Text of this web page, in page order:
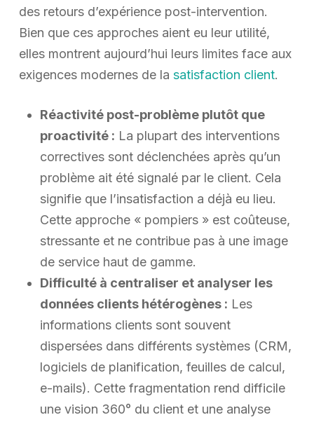
des retours d’expérience post-intervention.
Bien que ces approches aient eu leur utilité,
elles montrent aujourd’hui leurs limites face aux
exigences modernes de la satisfaction client.
Réactivité post-problème plutôt que
proactivité : La plupart des interventions
correctives sont déclenchées après qu’un
problème ait été signalé par le client. Cela
signifie que l’insatisfaction a déjà eu lieu.
Cette approche « pompiers » est coûteuse,
stressante et ne contribue pas à une image
de service haut de gamme.
Difficulté à centraliser et analyser les
données clients hétérogènes : Les
informations clients sont souvent
dispersées dans différents systèmes (CRM,
logiciels de planification, feuilles de calcul,
e-mails). Cette fragmentation rend difficile
une vision 360° du client et une analyse